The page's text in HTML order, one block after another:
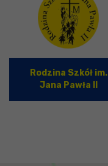
Rodzina Szkół im.
Jana Pawła II